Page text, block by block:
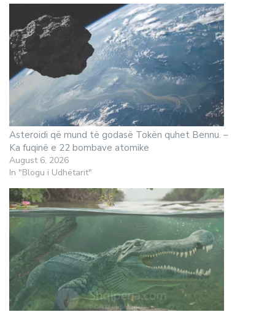
Asteroidi që mund të godasë Tokën quhet Bennu. –
Ka fuqinë e 22 bombave atomike
August 6, 2026
In "Blogu i Udhëtarit"